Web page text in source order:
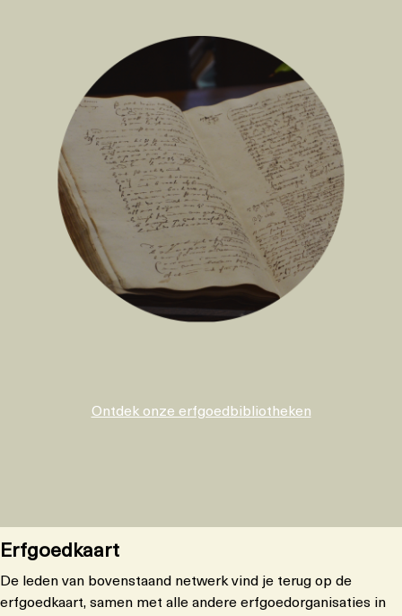
Ontdek onze erfgoedbibliotheken
Erfgoedkaart
De leden van bovenstaand netwerk vind je terug op de
erfgoedkaart, samen met alle andere erfgoedorganisaties in